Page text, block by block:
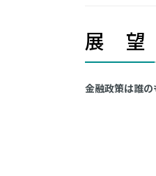
展 望
金融政策は誰の